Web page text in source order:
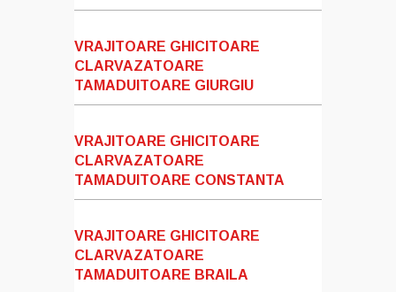
VRAJITOARE GHICITOARE
CLARVAZATOARE
TAMADUITOARE GIURGIU
VRAJITOARE GHICITOARE
CLARVAZATOARE
TAMADUITOARE CONSTANTA
VRAJITOARE GHICITOARE
CLARVAZATOARE
TAMADUITOARE BRAILA